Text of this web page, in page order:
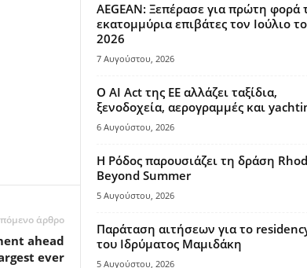
άρθρο
ahead
ever
AEGEAN: Ξεπέρασε για πρώτη φορά
εκατομμύρια επιβάτες τον Ιούλιο
2026
7 Αυγούστου, 2026
Ο AI Act της ΕΕ αλλάζει ταξίδια,
ξενοδοχεία, αερογραμμές και
6 Αυγούστου, 2026
Η Ρόδος παρουσιάζει τη δράση
Beyond Summer
5 Αυγούστου, 2026
Παράταση αιτήσεων για το
του Ιδρύματος Μαμιδάκη
5 Αυγούστου, 2026